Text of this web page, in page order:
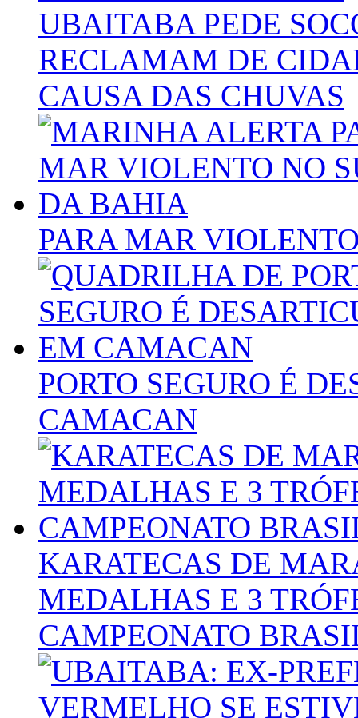
UBAITABA PEDE
RECLAMAM DE
CAUSA DAS CHUVAS
PARA MAR
PORTO SEGURO É
CAMACAN
KARATECAS DE
MEDALHAS E 3
CAMPEONATO